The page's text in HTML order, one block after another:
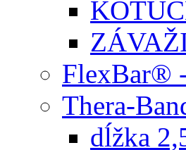
FlexBar®
Thera-
dĺžka